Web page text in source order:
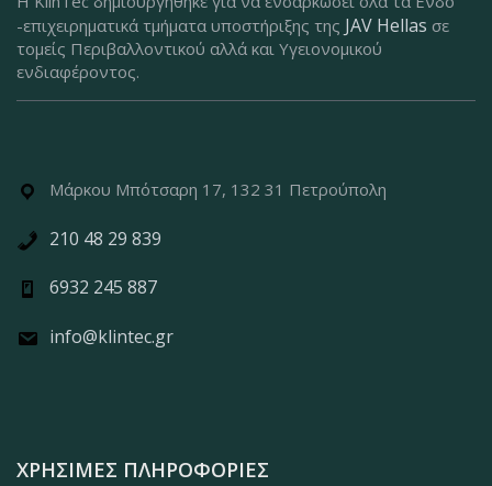
-επιχειρηματικά τμήματα υποστήριξης της JAV Hellas σε
τομείς Περιβαλλοντικού αλλά και Υγειονομικού
ενδιαφέροντος.
Μάρκου Μπότσαρη 17, 132 31 Πετρούπολη
210 48 29 839
6932 245 887
info@klintec.gr
ΧΡΉΣΙΜΕΣ ΠΛΗΡΟΦΟΡΊΕΣ